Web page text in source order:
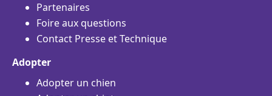
Partenaires
Foire aux questions
Contact Presse et Technique
Adopter
Adopter un chien